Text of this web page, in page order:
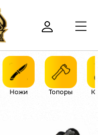
Ножи Топоры